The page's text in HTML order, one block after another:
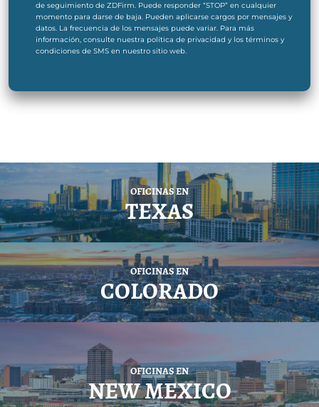
de seguimiento de ZDFirm. Puede responder “STOP” en cualquier
momento para darse de baja. Pueden aplicarse cargos por mensajes y
datos. La frecuencia de los mensajes puede variar. Para más
información, consulte nuestra política de privacidad y los términos y
condiciones de SMS en nuestro sitio web.
OFICINAS EN
TEXAS
OFICINAS EN
COLORADO
OFICINAS EN
NEW MEXICO